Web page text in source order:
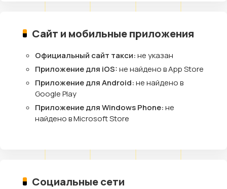
Сайт и мобильные приложения
Официальный сайт такси:не указан
Приложение для iOS:не найдено в App Store
Приложение для Android:не найдено в
Google Play
Приложение для Windows Phone:не
найдено в Microsoft Store
Социальные сети